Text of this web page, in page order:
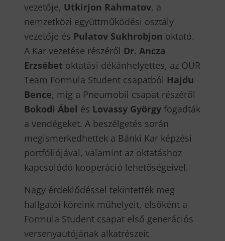
vezetője, Utkirjon Rahmatov, a
nemzetközi együttműködési osztály
vezetője és Pulatov Sukhrobjon oktató.
A Kar vezetése részéről Dr. Ancza
Erzsébet oktatási dékánhelyettes, az OUR
Team Formula Student csapatból Hajdu
Bence, míg a Pneumobil csapat részéről
Bokodi Ábel és Lovassy György fogadták
a vendégeket. A beszélgetés során
megismerkedhettek a Bánki Kar képzési
portfóliójával, valamint az oktatáshoz
kapcsolódó kooperáció lehetőségeivel.
Nagy érdeklődéssel tekintették meg
hallgatói köreink műhelyeit, elsőként a
Formula Student csapat első generációs
versenyautójának alkatrészeit